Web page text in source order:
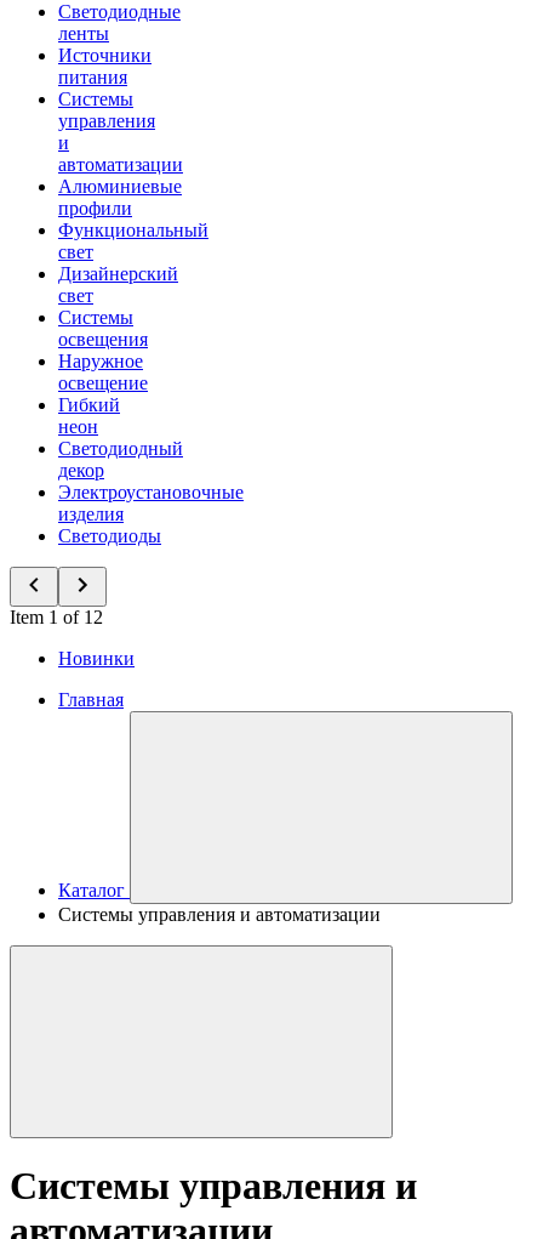
Светодиодные
ленты
Источники
питания
Системы
управления
и
автоматизации
Алюминиевые
профили
Функциональный
свет
Дизайнерский
свет
Системы
освещения
Наружное
освещение
Гибкий
неон
Светодиодный
декор
Электроустановочные
изделия
Светодиоды
Item 1 of 12
Новинки
Главная
Каталог
Системы управления и автоматизации
Системы управления и